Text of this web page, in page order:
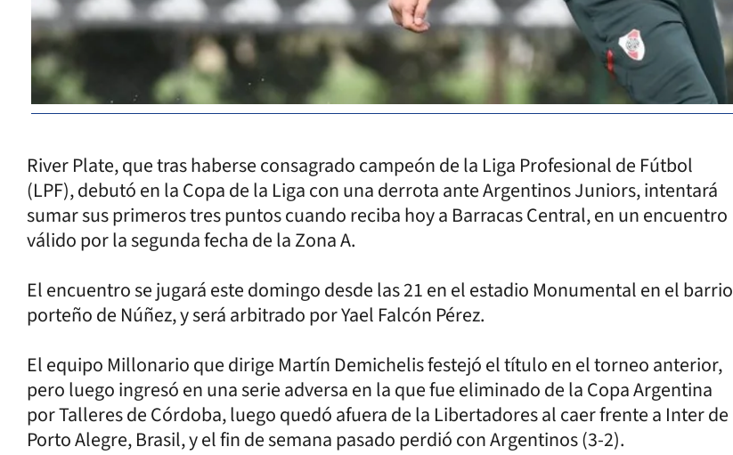
River Plate, que tras haberse consagrado campeón de la Liga Profesional de Fútbol
(LPF), debutó en la Copa de la Liga con una derrota ante Argentinos Juniors, intentará
sumar sus primeros tres puntos cuando reciba hoy a Barracas Central, en un encuentro
válido por la segunda fecha de la Zona A.
El encuentro se jugará este domingo desde las 21 en el estadio Monumental en el barrio
porteño de Núñez, y será arbitrado por Yael Falcón Pérez.
El equipo Millonario que dirige Martín Demichelis festejó el título en el torneo anterior,
pero luego ingresó en una serie adversa en la que fue eliminado de la Copa Argentina
por Talleres de Córdoba, luego quedó afuera de la Libertadores al caer frente a Inter de
Porto Alegre, Brasil, y el fin de semana pasado perdió con Argentinos (3-2).